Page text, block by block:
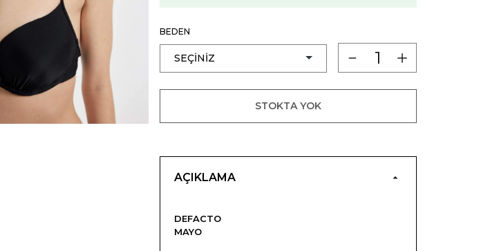
BEDEN
STOKTA YOK
AÇIKLAMA
DEFACTO
MAYO